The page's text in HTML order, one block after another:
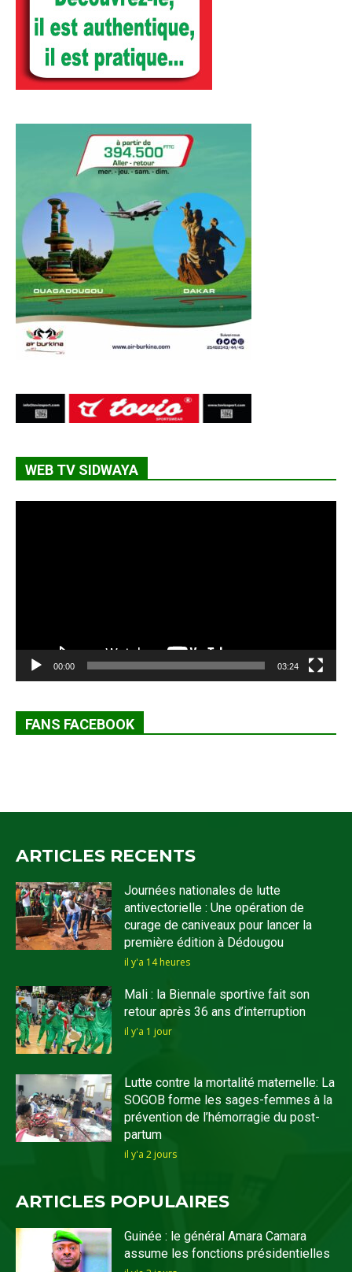
WEB TV SIDWAYA
00:00 03:24
FANS FACEBOOK
ARTICLES RECENTS
Journées nationales de lutte
antivectorielle : Une opération de
curage de caniveaux pour lancer la
première édition à Dédougou
il y'a 14 heures
Mali : la Biennale sportive fait son
retour après 36 ans d’interruption
il y'a 1 jour
Lutte contre la mortalité maternelle: La
SOGOB forme les sages-femmes à la
prévention de l’hémorragie du post-
partum
il y'a 2 jours
ARTICLES POPULAIRES
Guinée : le général Amara Camara
assume les fonctions présidentielles